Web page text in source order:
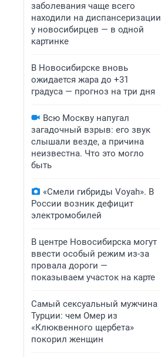
заболевания чаще всего
находили на диспансеризации
у новосибирцев — в одной
картинке
В Новосибирске вновь
ожидается жара до +31
градуса — прогноз на три дня
Всю Москву напугал
загадочный взрыв: его звук
слышали везде, а причина
неизвестна. Что это могло
быть
«Смели гибриды Voyah». В
России возник дефицит
электромобилей
В центре Новосибирска могут
ввести особый режим из-за
провала дороги —
показываем участок на карте
Самый сексуальный мужчина
Турции: чем Омер из
«Клюквенного щербета»
покорил женщин